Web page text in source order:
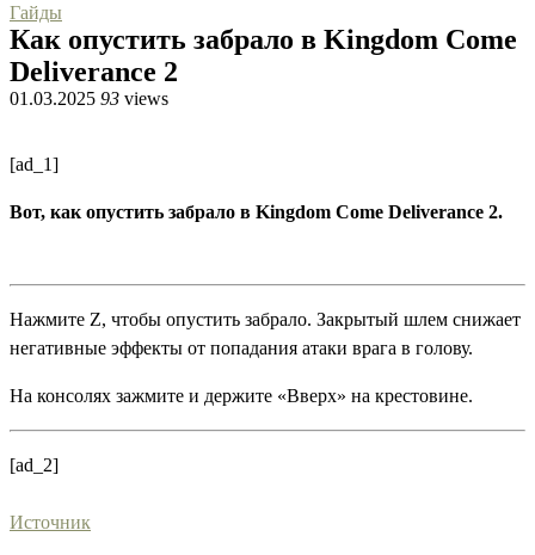
Гайды
Как опустить забрало в Kingdom Come
Deliverance 2
01.03.2025 93 views
[ad_1]
Вот, как опустить забрало в Kingdom Come Deliverance 2.
Нажмите Z, чтобы опустить забрало. Закрытый шлем снижает
негативные эффекты от попадания атаки врага в голову.
На консолях зажмите и держите «Вверх» на крестовине.
[ad_2]
Источник